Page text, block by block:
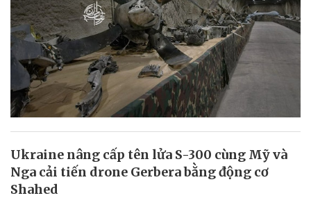
Ukraine nâng cấp tên lửa S-300 cùng Mỹ và
Nga cải tiến drone Gerbera bằng động cơ
Shahed